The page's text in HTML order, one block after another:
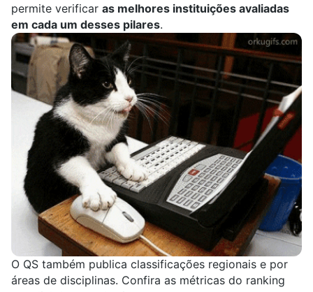
permite verificar as melhores instituições avaliadas
em cada um desses pilares.
O QS também publica classificações regionais e por
áreas de disciplinas. Confira as métricas do ranking